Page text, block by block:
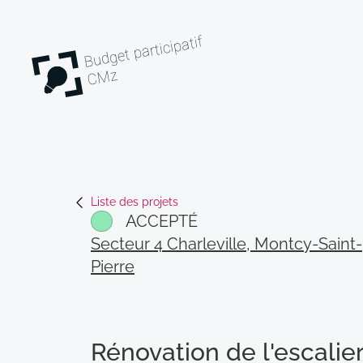
Budget participatif
CMz
Liste des projets
ACCEPTÉ
Secteur 4 Charleville, Montcy-Saint-
Pierre
Rénovation de l'escalier